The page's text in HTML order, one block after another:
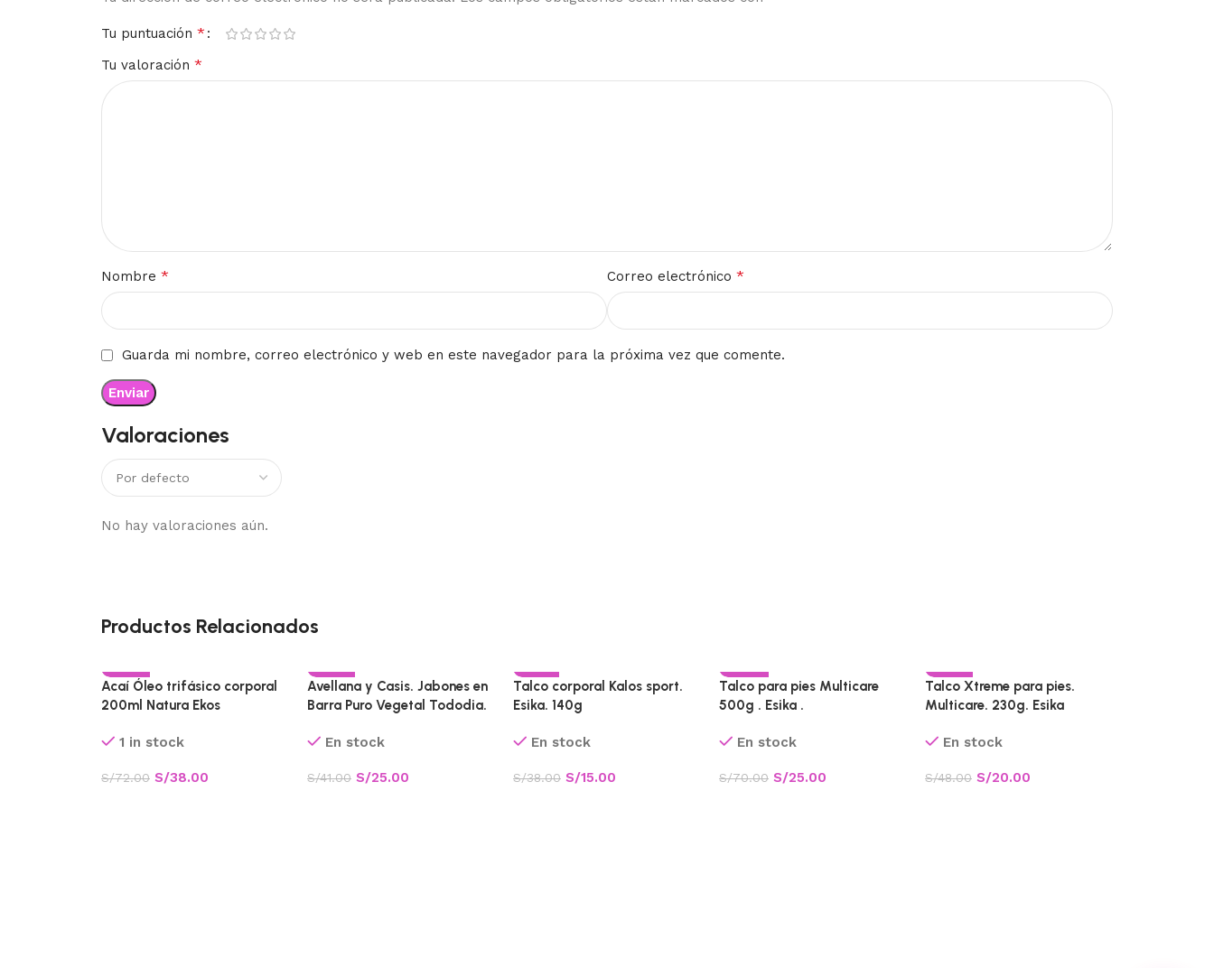
Valoraciones
No hay valoraciones aún.
Tu puntuación *
Tu valoración *
Nombre * Correo electrónico *
Guarda mi nombre, correo electrónico y web en este navegador para la próxima vez que comente.
Productos Relacionados
-47%
CALIENTE
Acaí Óleo trifásico corporal
200ml Natura Ekos
1 in stock
S/72.00 S/38.00
-39%
Avellana y Casis. Jabones en
Barra Puro Vegetal Tododia.
En stock
S/41.00 S/25.00
-61%
Talco corporal Kalos sport.
Esika. 140g
En stock
S/38.00 S/15.00
-64%
CALIENTE
Talco para pies Multicare
500g . Esika .
En stock
S/70.00 S/25.00
-58%
Talco Xtreme para pies.
Multicare. 230g. Esika
En stock
S/48.00 S/20.00